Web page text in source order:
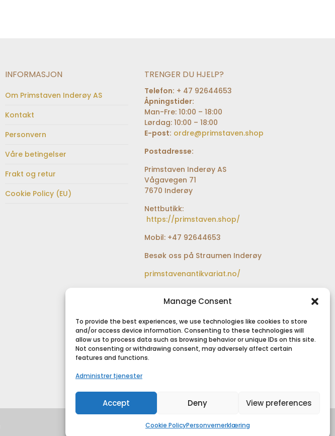
Manage Consent
To provide the best experiences, we use technologies like cookies to store
and/or access device information. Consenting to these technologies will
allow us to process data such as browsing behavior or unique IDs on this site.
Not consenting or withdrawing consent, may adversely affect certain
features and functions.
Administrer tjenester
Accept Deny View preferences
Cookie PolicyPersonvernerklæring
INFORMASJON
Om Primstaven Inderøy AS
Kontakt
Personvern
Våre betingelser
Frakt og retur
Cookie Policy (EU)
TRENGER DU HJELP?
Telefon: + 47 92644653
Åpningstider:
Man-Fre: 10:00 – 18:00
Lørdag: 10:00 – 18:00
E-post: ordre@primstaven.shop
Postadresse:
Primstaven Inderøy AS
Vågavegen 71
7670 Inderøy
Nettbutikk:
https://primstaven.shop/
Mobil: +47 92644653
Besøk oss på Straumen Inderøy
primstavenantikvariat.no/
bak Coop extra og Shell
SIKKER BETALING